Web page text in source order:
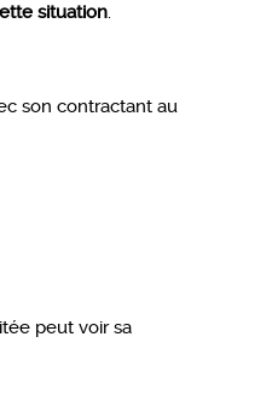
situation
son contractant au
peut voir sa